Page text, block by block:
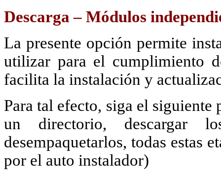
Descarga – Módulos
La presente opción permite
utilizar para el cumplimiento
facilita la instalación y
Para tal efecto, siga el
un directorio, descargar
desempaquetarlos, todas estas
por el auto instalador)